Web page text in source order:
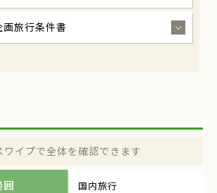
旅行条件書
ワイプで全体を確認できます
囲 国内旅行